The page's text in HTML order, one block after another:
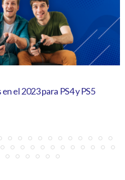
el 2023 para PS4 y PS5